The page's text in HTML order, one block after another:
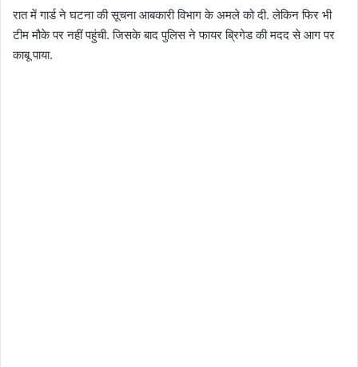
रात में गार्ड ने घटना की सूचना आबकारी विभाग के अमले को दी. लेकिन फिर भी
टीम मौके पर नहीं पहुंची. जिसके बाद पुलिस ने फायर ब्रिगेड की मदद से आग पर
काबू पाया.